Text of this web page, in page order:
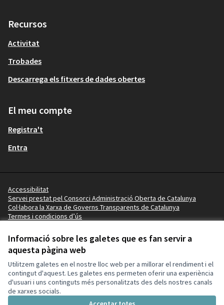
Informació sobre les galetes que es fan servir a
aquesta pàgina web
Utilitzem galetes en el nostre lloc web per a millorar el rendiment i el
contingut d'aquest. Les galetes ens permeten oferir una experiència
d'usuari i uns continguts més personalitzats des dels nostres canals
de xarxes socials.
Recursos
Activitat
Trobades
Descarrega els fitxers de dades obertes
El meu compte
Registra't
Entra
Accessibilitat
Servei prestat pel Consorci Administració Oberta de Catalunya
Col·labora la Xarxa de Governs Transparents de Catalunya
Termes i condicions d’ús
Termes i condicions
Configuració de les galetes
Ajuntament de Lleida a X
(Enllaç extern)
Ajuntament de Lleida a Facebook
(Enllaç extern)
Ajuntament de Lleida a Instagram
(Enllaç extern)
Ajuntament de Lleida a YouTube
(Enllaç extern)
Amb
(Enllaç